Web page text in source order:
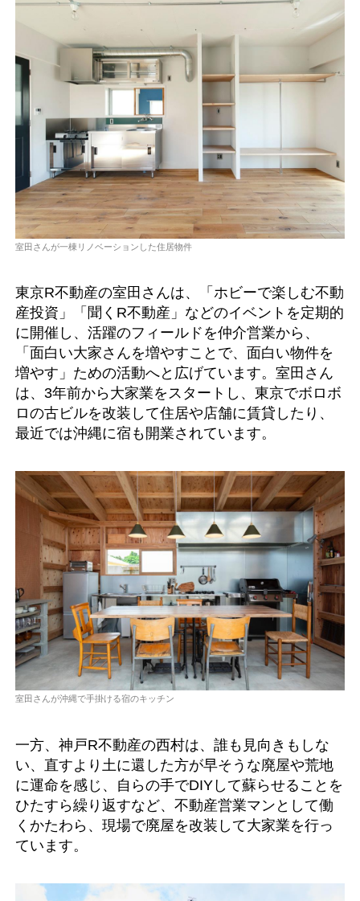
室田さんが一棟リノベーションした住居物件
東京R不動産の室田さんは、「ホビーで楽しむ不動
産投資」「聞くR不動産」などのイベントを定期的
に開催し、活躍のフィールドを仲介営業から、
「面白い大家さんを増やすことで、面白い物件を
増やす」ための活動へと広げています。室田さん
は、3年前から大家業をスタートし、東京でボロボ
ロの古ビルを改装して住居や店舗に賃貸したり、
最近では沖縄に宿も開業されています。
室田さんが沖縄で手掛ける宿のキッチン
一方、神戸R不動産の西村は、誰も見向きもしな
い、直すより土に還した方が早そうな廃屋や荒地
に運命を感じ、自らの手でDIYして蘇らせることを
ひたすら繰り返すなど、不動産営業マンとして働
くかたわら、現場で廃屋を改装して大家業を行っ
ています。